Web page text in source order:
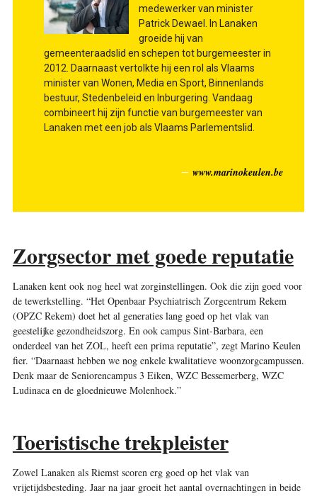
medewerker van minister
Patrick Dewael. In ­Lanaken
groeide hij van
gemeenteraadslid en schepen tot burgemeester in
2012. Daarnaast vertolkte hij een rol als Vlaams
minister van Wonen, Media en Sport, Binnenlands
bestuur, Stedenbeleid en Inburgering. Vandaag
combineert hij zijn functie van burgemeester van
Lanaken met een job als Vlaams Parlementslid.
www.marinokeulen.be
Zorgsector met goede reputatie
Lanaken kent ook nog heel wat zorginstellingen. Ook die zijn goed voor
de tewerkstelling. “Het Openbaar Psychiatrisch Zorgcentrum Rekem
(OPZC Rekem) doet het al generaties lang goed op het vlak van
geestelijke gezondheidszorg. En ook campus Sint-Barbara, een
onderdeel van het ZOL, heeft een prima reputatie”, zegt Marino Keulen
fier. “Daarnaast hebben we nog enkele kwalitatieve woonzorgcampussen.
Denk maar de Seniorencampus 3 Eiken, WZC Bessemerberg, WZC
Ludinaca en de gloednieuwe Molenhoek.”
Toeristische trekpleister
Zowel Lanaken als Riemst scoren erg goed op het vlak van
vrijetijdsbesteding. Jaar na jaar groeit het aantal overnachtingen in beide